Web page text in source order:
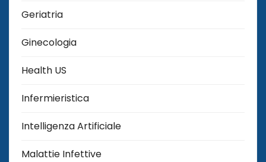
Geriatria
Ginecologia
Health US
Infermieristica
Intelligenza Artificiale
Malattie Infettive